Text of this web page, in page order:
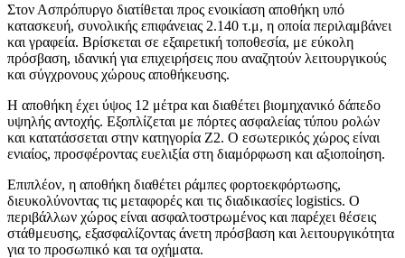
Στον Ασπρόπυργο διατίθεται προς ενοικίαση αποθήκη υπό
κατασκευή, συνολικής επιφάνειας 2.140 τ.μ, η οποία περιλαμβάνει
και γραφεία. Βρίσκεται σε εξαιρετική τοποθεσία, με εύκολη
πρόσβαση, ιδανική για επιχειρήσεις που αναζητούν λειτουργικούς
και σύγχρονους χώρους αποθήκευσης.
Η αποθήκη έχει ύψος 12 μέτρα και διαθέτει βιομηχανικό δάπεδο
υψηλής αντοχής. Εξοπλίζεται με πόρτες ασφαλείας τύπου ρολών
και κατατάσσεται στην κατηγορία Ζ2. Ο εσωτερικός χώρος είναι
ενιαίος, προσφέροντας ευελιξία στη διαμόρφωση και αξιοποίηση.
Επιπλέον, η αποθήκη διαθέτει ράμπες φορτοεκφόρτωσης,
διευκολύνοντας τις μεταφορές και τις διαδικασίες logistics. Ο
περιβάλλων χώρος είναι ασφαλτοστρωμένος και παρέχει θέσεις
στάθμευσης, εξασφαλίζοντας άνετη πρόσβαση και λειτουργικότητα
για το προσωπικό και τα οχήματα.